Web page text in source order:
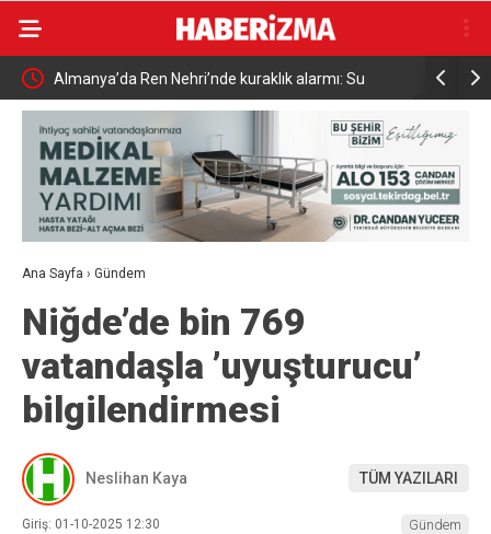
Almanya’da Ren Nehri’nde kuraklık alarmı: Su
seviyesinde tarihi düşüş yaşandı
Uludağ’da
Ana Sayfa › Gündem
Niğde’de bin 769
vatandaşla ’uyuşturucu’
bilgilendirmesi
Neslihan Kaya TÜM YAZILARI
Giriş: 01-10-2025 12:30
Gündem